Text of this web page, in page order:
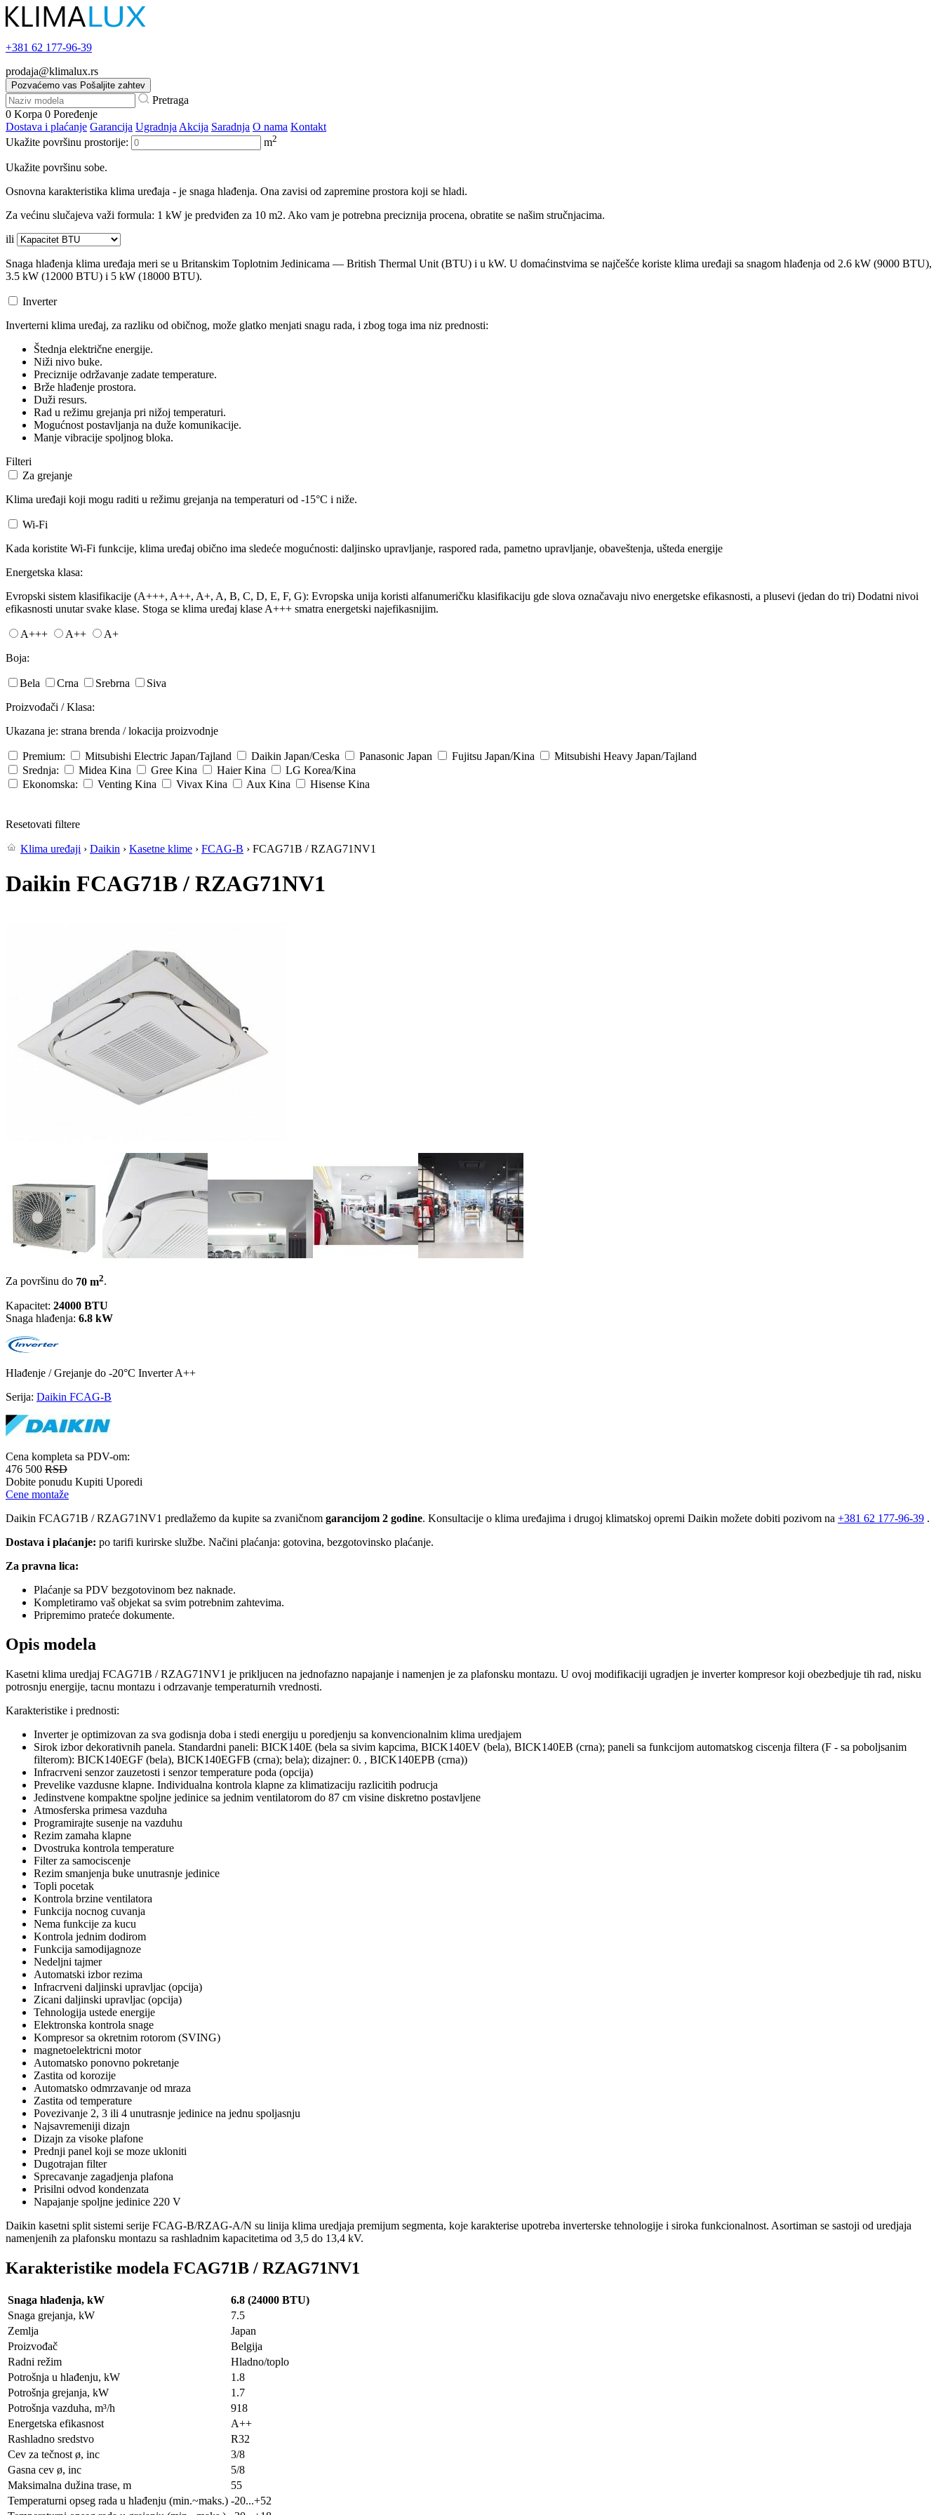
+381 62 177-96-39
prodaja@klimalux.rs
Pozvaćemo vas Pošaljite zahtev
Pretraga
0 Korpa 0 Poređenje
Dostava i plaćanje Garancija Ugradnja Akcija Saradnja O nama Kontakt
Ukažite površinu prostorije:
m2
Ukažite površinu sobe.
Osnovna karakteristika klima uređaja - je snaga hlađenja. Ona zavisi od zapremine prostora koji se hladi.
Za većinu slučajeva važi formula: 1 kW je predviđen za 10 m2. Ako vam je potrebna preciznija procena, obratite se našim stručnjacima.
ili
Snaga hlađenja klima uređaja meri se u Britanskim Toplotnim Jedinicama — British Thermal Unit (BTU) i u kW. U domaćinstvima se najčešće koriste klima uređaji sa snagom hlađenja od 2.6 kW (9000 BTU),
3.5 kW (12000 BTU) i 5 kW (18000 BTU).
Inverter
Inverterni klima uređaj, za razliku od običnog, može glatko menjati snagu rada, i zbog toga ima niz prednosti:
Štednja električne energije.
Niži nivo buke.
Preciznije održavanje zadate temperature.
Brže hlađenje prostora.
Duži resurs.
Rad u režimu grejanja pri nižoj temperaturi.
Mogućnost postavljanja na duže komunikacije.
Manje vibracije spoljnog bloka.
Filteri
Za grejanje
Klima uređaji koji mogu raditi u režimu grejanja na temperaturi od -15°C i niže.
Wi-Fi
Kada koristite Wi-Fi funkcije, klima uređaj obično ima sledeće mogućnosti: daljinsko upravljanje, raspored rada, pametno upravljanje, obaveštenja, ušteda energije
Energetska klasa:
Evropski sistem klasifikacije (A+++, A++, A+, A, B, C, D, E, F, G): Evropska unija koristi alfanumeričku klasifikaciju gde slova označavaju nivo energetske efikasnosti, a plusevi (jedan do tri) Dodatni nivoi
efikasnosti unutar svake klase. Stoga se klima uređaj klase A+++ smatra energetski najefikasnijim.
A+++ A++
A+
Boja:
Bela Crna Srebrna
Siva
Proizvođači / Klasa:
Ukazana je: strana brenda / lokacija proizvodnje
Premium: Mitsubishi Electric Japan/Tajland Daikin Japan/Ceska Panasonic Japan Fujitsu Japan/Kina Mitsubishi Heavy Japan/Tajland
Srednja:
Midea Kina Gree Kina Haier Kina LG Korea/Kina
Ekonomska:
Venting Kina Vivax Kina Aux Kina Hisense Kina
Resetovati filtere
Klima uređaji › Daikin › Kasetne klime › FCAG-B › FCAG71B / RZAG71NV1
Daikin FCAG71B / RZAG71NV1
Za površinu do 70 m2.
Kapacitet: 24000 BTU
Snaga hlađenja: 6.8 kW
Hlađenje / Grejanje do -20°C Inverter A++
Serija: Daikin FCAG-B
Cena kompleta sa PDV-om:
476 500 RSD
Dobite ponudu Kupiti Uporedi
Cene montaže
Daikin FCAG71B / RZAG71NV1 predlažemo da kupite sa zvaničnom garancijom 2 godine. Konsultacije o klima uređajima i drugoj klimatskoj opremi Daikin možete dobiti pozivom na +381 62 177-96-39 .
Dostava i plaćanje: po tarifi kurirske službe. Načini plaćanja: gotovina, bezgotovinsko plaćanje.
Za pravna lica:
Plaćanje sa PDV bezgotovinom bez naknade.
Kompletiramo vaš objekat sa svim potrebnim zahtevima.
Pripremimo prateće dokumente.
Opis modela
Kasetni klima uredjaj FCAG71B / RZAG71NV1 je prikljucen na jednofazno napajanje i namenjen je za plafonsku montazu. U ovoj modifikaciji ugradjen je inverter kompresor koji obezbedjuje tih rad, nisku
potrosnju energije, tacnu montazu i odrzavanje temperaturnih vrednosti.
Karakteristike i prednosti:
Inverter je optimizovan za sva godisnja doba i stedi energiju u poredjenju sa konvencionalnim klima uredjajem
Sirok izbor dekorativnih panela. Standardni paneli: BICK140E (bela sa sivim kapcima, BICK140EV (bela), BICK140EB (crna); paneli sa funkcijom automatskog ciscenja filtera (F - sa poboljsanim
filterom): BICK140EGF (bela), BICK140EGFB (crna); bela); dizajner: 0. , BICK140EPB (crna))
Infracrveni senzor zauzetosti i senzor temperature poda (opcija)
Prevelike vazdusne klapne. Individualna kontrola klapne za klimatizaciju razlicitih podrucja
Jedinstvene kompaktne spoljne jedinice sa jednim ventilatorom do 87 cm visine diskretno postavljene
Atmosferska primesa vazduha
Programirajte susenje na vazduhu
Rezim zamaha klapne
Dvostruka kontrola temperature
Filter za samociscenje
Rezim smanjenja buke unutrasnje jedinice
Topli pocetak
Kontrola brzine ventilatora
Funkcija nocnog cuvanja
Nema funkcije za kucu
Kontrola jednim dodirom
Funkcija samodijagnoze
Nedeljni tajmer
Automatski izbor rezima
Infracrveni daljinski upravljac (opcija)
Zicani daljinski upravljac (opcija)
Tehnologija ustede energije
Elektronska kontrola snage
Kompresor sa okretnim rotorom (SVING)
magnetoelektricni motor
Automatsko ponovno pokretanje
Zastita od korozije
Automatsko odmrzavanje od mraza
Zastita od temperature
Povezivanje 2, 3 ili 4 unutrasnje jedinice na jednu spoljasnju
Najsavremeniji dizajn
Dizajn za visoke plafone
Prednji panel koji se moze ukloniti
Dugotrajan filter
Sprecavanje zagadjenja plafona
Prisilni odvod kondenzata
Napajanje spoljne jedinice 220 V
Daikin kasetni split sistemi serije FCAG-B/RZAG-A/N su linija klima uredjaja premijum segmenta, koje karakterise upotreba inverterske tehnologije i siroka funkcionalnost. Asortiman se sastoji od uredjaja
namenjenih za plafonsku montazu sa rashladnim kapacitetima od 3,5 do 13,4 kV.
Karakteristike modela FCAG71B / RZAG71NV1
Snaga hlađenja, kW
6.8 (24000 BTU)
Snaga grejanja, kW
7.5
Zemlja
Japan
Proizvođač
Belgija
Radni režim
Hladno/toplo
Potrošnja u hlađenju, kW
1.8
Potrošnja grejanja, kW
1.7
Potrošnja vazduha, m³/h
918
Energetska efikasnost
A++
Rashladno sredstvo
R32
Cev za tečnost ø, inc
3/8
Gasna cev ø, inc
5/8
Maksimalna dužina trase, m
55
Temperaturni opseg rada u hlađenju (min.~maks.) -20...+52